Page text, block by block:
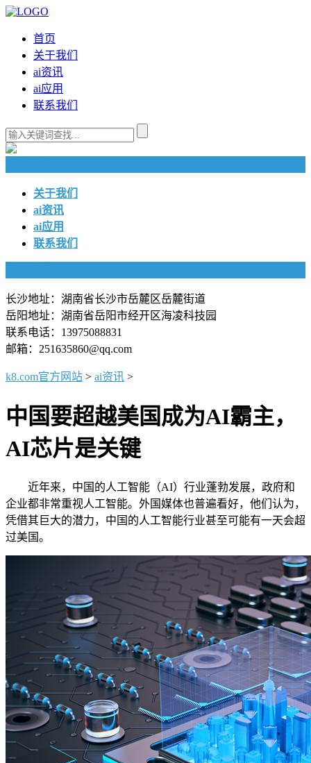
首页
关于我们
ai资讯
ai应用
联系我们
关于我们
ai资讯
ai应用
联系我们
长沙地址：湖南省长沙市岳麓区岳麓街道
岳阳地址：湖南省岳阳市经开区海凌科技园
联系电话：13975088831
邮箱：251635860@qq.com
k8.com官方网站 > ai资讯 >
中国要超越美国成为AI霸主，
AI芯片是关键
近年来，中国的人工智能（AI）行业蓬勃发展，政府和
企业都非常重视人工智能。外国媒体也普遍看好，他们认为，
凭借其巨大的潜力，中国的人工智能行业甚至可能有一天会超
过美国。